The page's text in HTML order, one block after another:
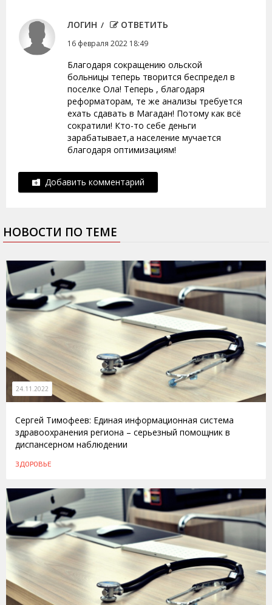
ЛОГИН ОТВЕТИТЬ
16 февраля 2022 18:49
Благодаря сокращению ольской
больницы теперь творится беспредел в
поселке Ола! Теперь , благодаря
реформаторам, те же анализы требуется
ехать сдавать в Магадан! Потому как всё
сократили! Кто-то себе деньги
зарабатывает,а население мучается
благодаря оптимизациям!
Добавить комментарий
НОВОСТИ ПО ТЕМЕ
24.11.2022
Сергей Тимофеев: Единая информационная система
здравоохранения региона – серьезный помощник в
диспансерном наблюдении
ЗДОРОВЬЕ